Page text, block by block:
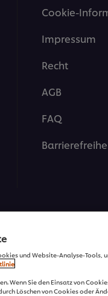
Cookie-
Impressum
Recht
AGB
FAQ
Österreich
und Website-Analyse-
Wenn Sie den Einsatz von
Löschen von Cookies oder